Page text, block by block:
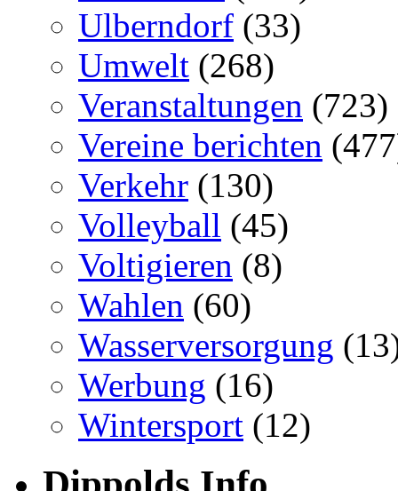
Ulberndorf (33)
Umwelt (268)
Veranstaltungen (723)
Vereine berichten
Verkehr (130)
Volleyball (45)
Voltigieren (8)
Wahlen (60)
Wasserversorgung
Werbung (16)
Wintersport (12)